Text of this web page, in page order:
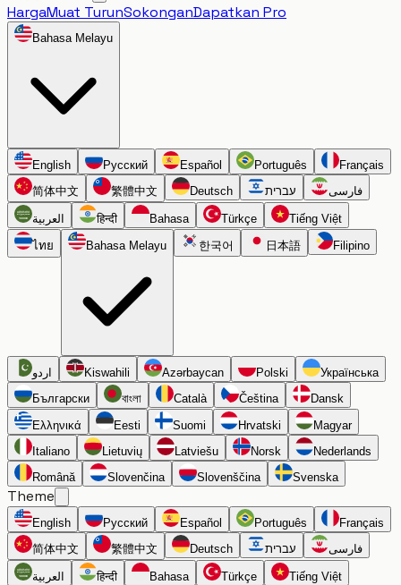
HargaMuat TurunSokonganDapatkan Pro
Bahasa Melayu
English Русский Español Português
Français
简体中文
繁體中文 Deutsch עברית فارسی
العربية हिन्दी Bahasa Türkçe
Tiếng Việt
ไทย
Bahasa Melayu 한국어 日本語 Filipino
اردو Kiswahili Azərbaycan Polski
Українська
Български
বাংলা Català Čeština
Dansk
Ελληνικά
Eesti Suomi Hrvatski
Magyar
Italiano
Lietuvių Latviešu Norsk
Nederlands
Română
Slovenčina Slovenščina Svenska
Theme
English Русский Español Português
Français
简体中文
繁體中文 Deutsch עברית فارسی
العربية हिन्दी Bahasa Türkçe
Tiếng Việt